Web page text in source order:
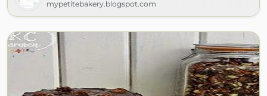
mypetitebakery.blogspot.com